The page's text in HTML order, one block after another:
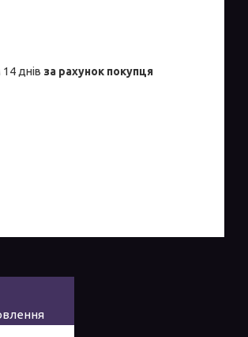
днів за рахунок покупця